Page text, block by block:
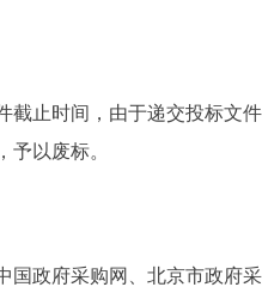
截止时间，由于递交投标文
予以废标。
国政府采购网、北京市政府采